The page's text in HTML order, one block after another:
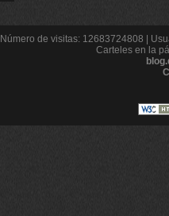
Número de visitas: 12683724808 |
Carteles en la